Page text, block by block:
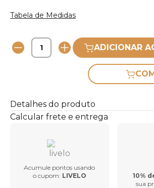
Tabela de Medidas
ADICIONAR
Detalhes do produto
Calcular frete e entrega
Acumule pontos usando
o cupom: LIVELO 10%
sua